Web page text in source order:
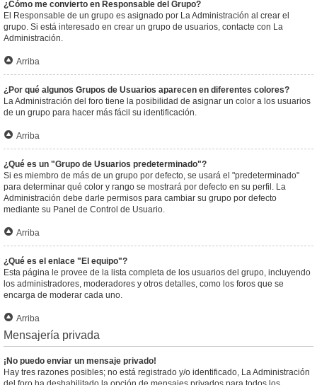
¿Cómo me convierto en Responsable del Grupo?
El Responsable de un grupo es asignado por La Administración al crear el
grupo. Si está interesado en crear un grupo de usuarios, contacte con La
Administración.
Arriba
¿Por qué algunos Grupos de Usuarios aparecen en diferentes colores?
La Administración del foro tiene la posibilidad de asignar un color a los usuarios
de un grupo para hacer más fácil su identificación.
Arriba
¿Qué es un "Grupo de Usuarios predeterminado"?
Si es miembro de más de un grupo por defecto, se usará el "predeterminado"
para determinar qué color y rango se mostrará por defecto en su perfil. La
Administración debe darle permisos para cambiar su grupo por defecto
mediante su Panel de Control de Usuario.
Arriba
¿Qué es el enlace "El equipo"?
Esta página le provee de la lista completa de los usuarios del grupo, incluyendo
los administradores, moderadores y otros detalles, como los foros que se
encarga de moderar cada uno.
Arriba
Mensajería privada
¡No puedo enviar un mensaje privado!
Hay tres razones posibles; no está registrado y/o identificado, La Administración